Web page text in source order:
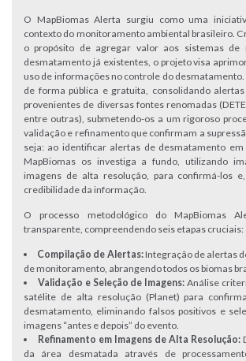
O MapBiomas Alerta surgiu como uma
contexto do monitoramento ambiental brasileiro.
o propósito de agregar valor aos sistemas de
desmatamento já existentes, o projeto visa
uso de informações no controle do
de forma pública e gratuita, consolidando
provenientes de diversas fontes renomadas
entre outras), submetendo-os a um rigoroso
validação e refinamento que confirmam a
seja: ao identificar alertas de desmatamento
MapBiomas os investiga a fundo, utilizando
imagens de alta resolução, para confirmá-los
credibilidade da informação.
O processo metodológico do MapBiomas
transparente, compreendendo seis etapas cruciais:
Compilação de Alertas:Integração de alertas
de monitoramento, abrangendo todos os biomas
Validação e Seleção de Imagens: Análise
satélite de alta resolução (Planet) para
desmatamento, eliminando falsos positivos e
imagens “antes e depois” do evento.
Refinamento em Imagens de Alta Resolução:
da área desmatada através de